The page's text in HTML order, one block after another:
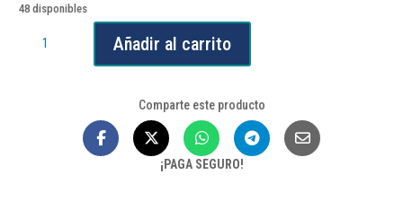
48 disponibles
DESOLDADORA
Añadir al carrito
Comparte este producto
¡PAGA SEGURO!